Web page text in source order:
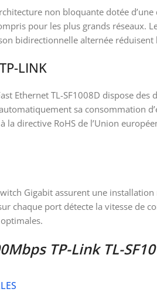
non bloquante dotée
pour les plus grands
bidirectionnelle alternée
LINK
Ethernet TL-SF1008D dispose
sa consommation
la directive RoHS de l’Union
Gigabit assurent une
chaque port détecte la vitesse
TP-Link TL-